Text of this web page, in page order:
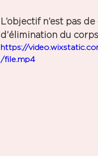
L’objectif n’est pas
d’élimination du
https://
/file.mp4